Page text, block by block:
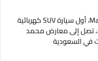
فورد موستانج Mach-E، أول سيارة SUV كهربائية
تصل إلى معارض محمد
في السعودية